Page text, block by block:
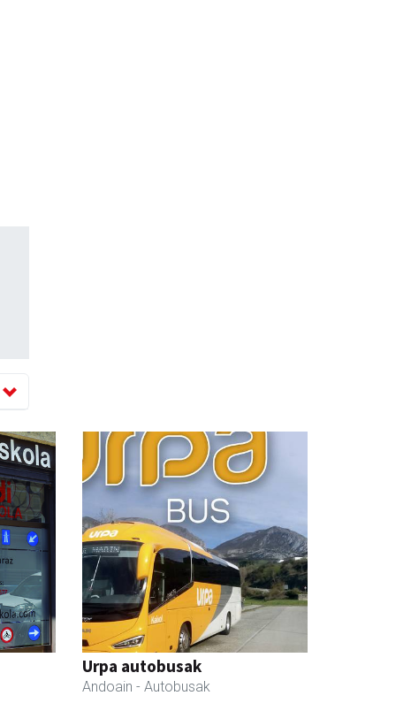
Urpa autobusak
Andoain - Autobusak